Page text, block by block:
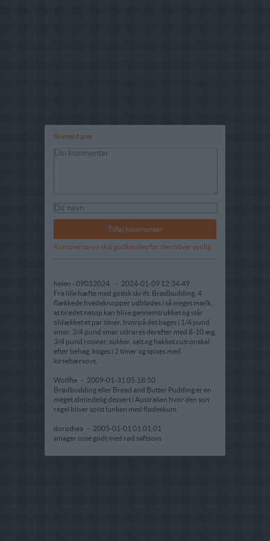
Komentarer
Kommentaren skal godkendes før den bliver synlig
helen - 09012024. - 2024-01-09 12:34:49
Fra lille hæfte med gotisk skrift: Brødbudding. 4
flækkede hvedeknopper udblødes i så meget mælk,
at brødet netop kan blive gennemtrukket og står
tildækket et par timer, hvorpå det bages i 1/4 pund
smør. 3/4 pund smør udrøres derefter med 8-10 æg,
3/4 pund rosiner, sukker, salt og hakket cutronskal
efter behag. koges i 2 timer og spises med
kirsebærsovs.
Wolffie - 2009-01-31 05:18:50
Brødbudding eller Bread and Butter Pudding er en
meget almindelig dessert i Australien hvor den son
regel bliver spist lunken med flødeskum.
dorothea - 2005-01-01 01:01:01
smager osse godt med rød saftsovs